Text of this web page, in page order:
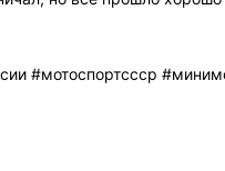
#мотоспортссср